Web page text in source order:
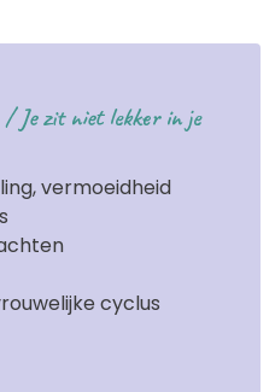
/ Je zit niet lekker in je
vermoeidheid
cyclus